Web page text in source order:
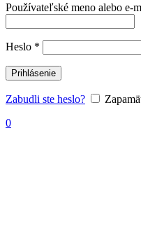
Používateľské meno alebo e-
Heslo *
Prihlásenie
Zabudli ste heslo?
0